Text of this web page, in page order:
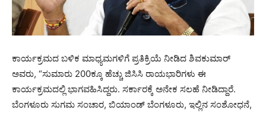
ಕಾರ್ಯಕ್ರಮದ ಬಳಿಕ ಮಾಧ್ಯಮಗಳಿಗೆ ಪ್ರತಿಕ್ರಿಯೆ ನೀಡಿದ ಶಿವಕುಮಾರ್
ಅವರು, “ಸುಮಾರು 200ಕ್ಕೂ ಹೆಚ್ಚು ಜಿಸಿಸಿ ರಾಯಭಾರಿಗಳು ಈ
ಕಾರ್ಯಕ್ರಮದಲ್ಲಿ ಭಾಗವಹಿಸಿದ್ದರು. ಸರ್ಕಾರಕ್ಕೆ ಅನೇಕ ಸಲಹೆ ನೀಡಿದ್ದಾರೆ.
ಬೆಂಗಳೂರು ಸುಗಮ ಸಂಚಾರ, ಬಿಯಾಂಡ್ ಬೆಂಗಳೂರು, ಇಲ್ಲಿನ ಸಂಶೋಧನೆ,